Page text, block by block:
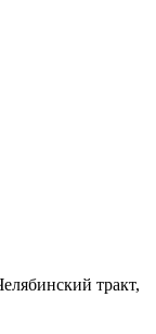
тракт,